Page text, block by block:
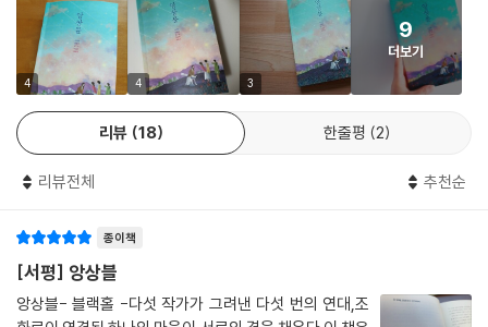
인섭이랑 말하지 않은 지는 한 달쯤 되었다. 아니 인섭이뿐만 아니라 그 누
구와도 말을 하지 않고 있다. 말을 하려고 해도 마땅한 단어가 머릿속에서
바로 떠오르지 않는다. 누군가가 숙제 해 왔냐며 말을 걸면 그래 했어, 아니
못 했어, 대답하면 되는데 그 말이 바로 떠오르지 않는다. 뇌에 버퍼링이 걸
린 것처럼.
이 자기를 무시한다고 생각하고 다들 그냥 가 버린다. 절대 그러려고 한 게
아닌데.
그런 점에서 『앙상블』의 단편들은 지금의 아이들에게 꽤 흥미로운 기분을
선사할 것이다. 비록 엉성할지라도 그들만의 방식으로 맺은 관계들을 용케
들여다본다면, 연대하는 소녀와 소년의 이야기를 새로운 시각으로 바라볼
수 있다면, 무언가에 함께 맞서는 마음이 이토록 소중하다는 생각을 서로
나눌 수 있다면, 그것만으로도 충분히 가치 있는 책으로 기능할 것이다. 기
수 없다. 그때, 그곳, 그들만의 고민은 늘 제각각이었기 때문이다. 그래서
앙상블을 이루듯 말이다.
다섯 개의 시선, 다섯 번의 연대
4 4 3
9
더보기
리뷰 18 한줄평 2
리뷰전체 추천순
종이책
[서평] 앙상블
앙상블- 블랙홀 -다섯 작가가 그려낸 다섯 번의 연대,조